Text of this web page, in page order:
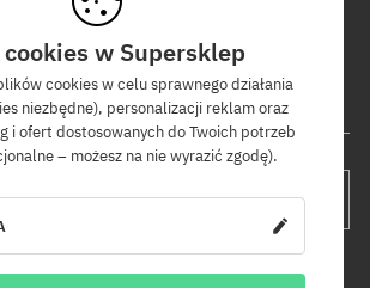
nowościach i promocjach!
WYŚLIJ
jest jednoznaczne z wyrażeniem zgody na
w Supersklep
cookies w celu sprawnego działania
niezbędne), personalizacji reklam oraz
i ofert dostosowanych do Twoich potrzeb
– możesz na nie wyrazić zgodę).